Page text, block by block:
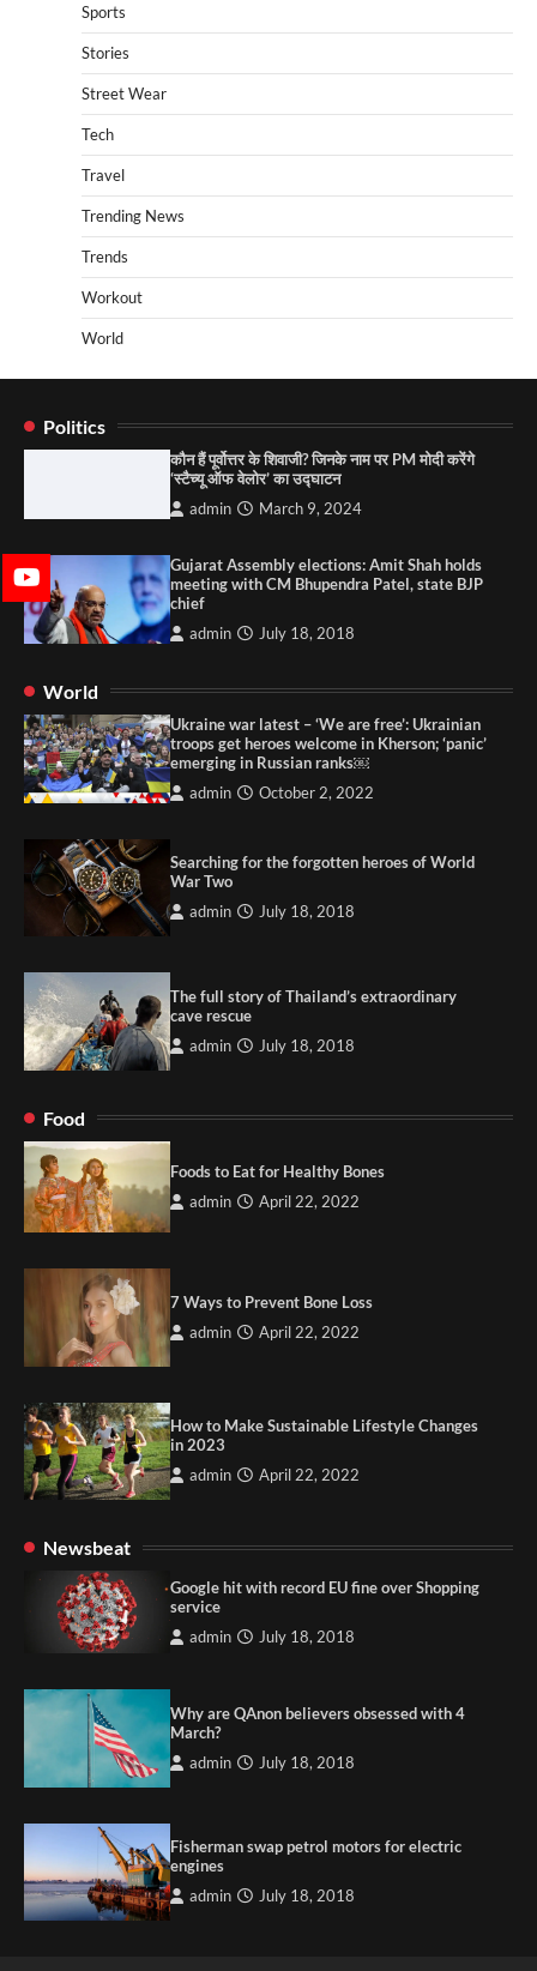
Sports
Stories
Street Wear
Tech
Travel
Trending News
Trends
Workout
World
Politics
कौन हैं पूर्वोत्तर के शिवाजी? जिनके नाम पर PM मोदी करेंगे
‘स्टैच्यू ऑफ वेलोर’ का उद्घाटन
admin March 9, 2024
Gujarat Assembly elections: Amit Shah holds
meeting with CM Bhupendra Patel, state BJP
chief
admin July 18, 2018
World
Ukraine war latest – ‘We are free’: Ukrainian
troops get heroes welcome in Kherson; ‘panic’
emerging in Russian ranks￼
admin October 2, 2022
Searching for the forgotten heroes of World
War Two
admin July 18, 2018
The full story of Thailand’s extraordinary
cave rescue
admin July 18, 2018
Food
Foods to Eat for Healthy Bones
admin April 22, 2022
7 Ways to Prevent Bone Loss
admin April 22, 2022
How to Make Sustainable Lifestyle Changes
in 2023
admin April 22, 2022
Newsbeat
Google hit with record EU fine over Shopping
service
admin July 18, 2018
Why are QAnon believers obsessed with 4
March?
admin July 18, 2018
Fisherman swap petrol motors for electric
engines
admin July 18, 2018